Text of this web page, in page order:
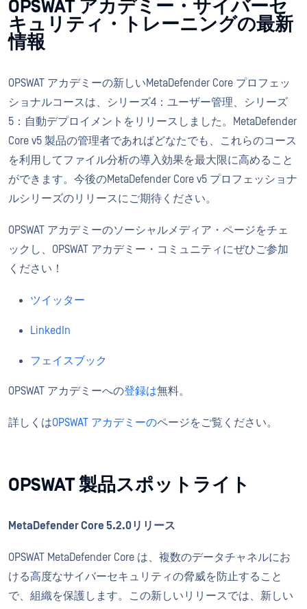
OPSWAT アカデミー・サイバーセ
キュリティ・トレーニングの最新
情報
OPSWAT アカデミーの新しいMetaDefender Core プロフェッ
ショナルコースは、シリーズ4：ユーザー管理、シリーズ
5：自動デプロイメントをリリースしました。MetaDefender
Core v5 製品の管理者であればどなたでも、これらのコース
を利用してファイル分析の導入効果を最大限に高めること
ができます。今後のMetaDefender Core v5 プロフェッショナ
ルシリーズのリリースにご期待ください。
OPSWAT アカデミーのソーシャルメディア・ページをチェ
ックし、OPSWAT アカデミー・コミュニティにぜひご参加
ください！
ツイッター
LinkedIn
フェイスブック
OPSWAT アカデミーへの登録は無料。
詳しくはOPSWAT アカデミーのページをご覧ください。
OPSWAT 製品スポットライト
MetaDefender Core 5.2.0リリース
OPSWAT MetaDefender Core は、複数のデータチャネルにお
ける高度なサイバーセキュリティの脅威を防止すること
で、組織を保護します。この新しいリリースでは、新しい